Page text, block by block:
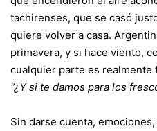
tachirenses, que se casó
quiere volver a casa.
primavera, y si hace viento,
cualquier parte es realmente
“¿Y si te damos para los
Sin darse cuenta,